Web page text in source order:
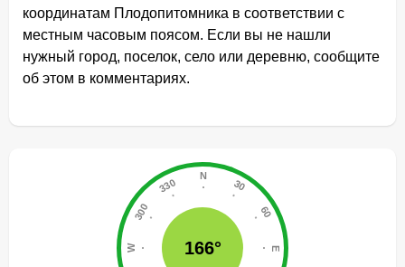
координатам Плодопитомника в соответствии с
местным часовым поясом. Если вы не нашли
нужный город, поселок, село или деревню, сообщите
об этом в комментариях.
166°